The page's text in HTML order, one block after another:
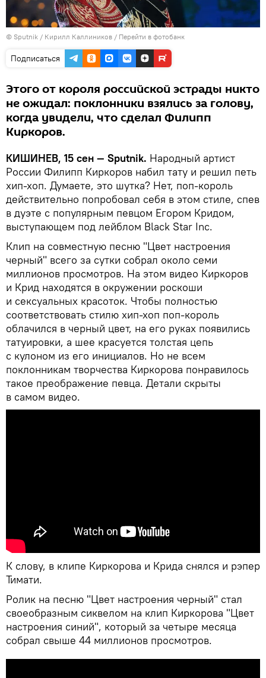
© Sputnik / Кирилл Каллиников / Перейти в фотобанк
Подписаться
Этого от короля российской эстрады никто
не ожидал: поклонники взялись за голову,
когда увидели, что сделал Филипп
Киркоров.
КИШИНЕВ, 15 сен — Sputnik. Народный артист
России Филипп Киркоров набил тату и решил петь
хип-хоп. Думаете, это шутка? Нет, поп-король
действительно попробовал себя в этом стиле, спев
в дуэте с популярным певцом Егором Кридом,
выступающем под лейблом Black Star Inc.
Клип на совместную песню "Цвет настроения
черный" всего за сутки собрал около семи
миллионов просмотров. На этом видео Киркоров
и Крид находятся в окружении роскоши
и сексуальных красоток. Чтобы полностью
соответствовать стилю хип-хоп поп-король
облачился в черный цвет, на его руках появились
татуировки, а шее красуется толстая цепь
с кулоном из его инициалов. Но не всем
поклонникам творчества Киркорова понравилось
такое преображение певца. Детали скрыты
в самом видео.
К слову, в клипе Киркорова и Крида снялся и рэпер
Тимати.
Ролик на песню "Цвет настроения черный" стал
своеобразным сиквелом на клип Киркорова "Цвет
настроения синий", который за четыре месяца
собрал свыше 44 миллионов просмотров.